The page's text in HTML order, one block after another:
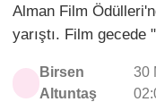
Alman Film
yarıştı. Film gecede
Birsen
Altuntaş
30